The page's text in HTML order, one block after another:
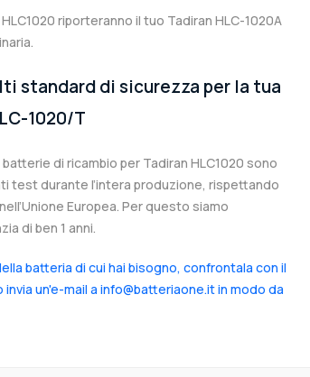
riporteranno il tuo Tadiran HLC-1020A
standard di sicurezza per la tua
1020/T
di ricambio per Tadiran HLC1020 sono
test durante l’intera produzione, rispettando
Europea. Per questo siamo
di ben 1 anni.
batteria di cui hai bisogno, confrontala con il
un'e-mail a info@batteriaone.it in modo da